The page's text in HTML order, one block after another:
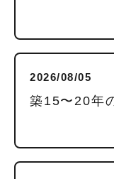
2026/08/05